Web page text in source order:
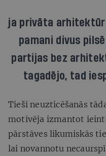
ja privāta
pamani divus
partijas bez
tagadējo, tad
Tieši neuzticēšanās
motivēja izmantot
pārstāves likumiskās
lai novannotu